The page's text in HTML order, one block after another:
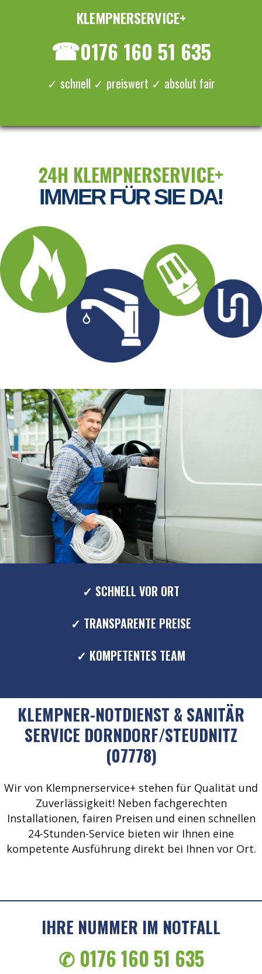
KLEMPNERSERVICE+
☎0176 160 51 635
✓ schnell ✓ preiswert ✓ absolut fair
24H KLEMPNERSERVICE+
IMMER FÜR SIE DA!
✓ SCHNELL VOR ORT
✓ TRANSPARENTE PREISE
✓ KOMPETENTES TEAM
KLEMPNER-NOTDIENST & SANITÄR
SERVICE DORNDORF/STEUDNITZ
(07778)
Wir von Klempnerservice+ stehen für Qualität und
Zuverlässigkeit! Neben fachgerechten
Installationen, fairen Preisen und einen schnellen
24-Stunden-Service bieten wir Ihnen eine
kompetente Ausführung direkt bei Ihnen vor Ort.
IHRE NUMMER IM NOTFALL
✆ 0176 160 51 635